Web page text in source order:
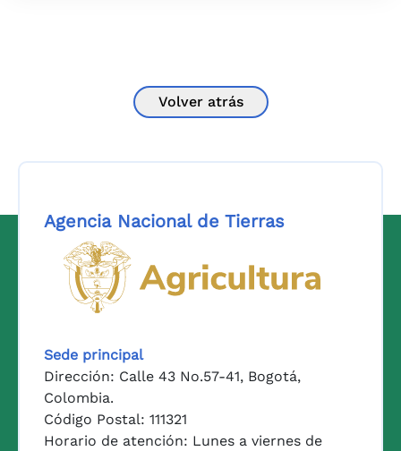
Volver atrás
Agencia Nacional de Tierras
Sede principal
Dirección: Calle 43 No.57-41, Bogotá,
Colombia.
Código Postal: 111321
Horario de atención: Lunes a viernes de